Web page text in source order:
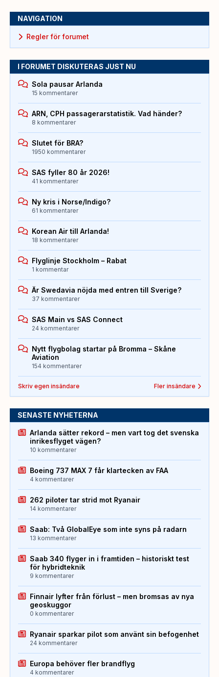
NAVIGATION
Regler för forumet
I FORUMET DISKUTERAS JUST NU
Sola pausar Arlanda
15 kommentarer
ARN, CPH passagerarstatistik. Vad händer?
8 kommentarer
Slutet för BRA?
1950 kommentarer
SAS fyller 80 år 2026!
41 kommentarer
Ny kris i Norse/Indigo?
61 kommentarer
Korean Air till Arlanda!
18 kommentarer
Flyglinje Stockholm – Rabat
1 kommentar
Är Swedavia nöjda med entren till Sverige?
37 kommentarer
SAS Main vs SAS Connect
24 kommentarer
Nytt flygbolag startar på Bromma – Skåne
Aviation
154 kommentarer
Skriv egen insändare Fler insändare
SENASTE NYHETERNA
Arlanda sätter rekord – men vart tog det svenska
inrikesflyget vägen?
10 kommentarer
Boeing 737 MAX 7 får klartecken av FAA
4 kommentarer
262 piloter tar strid mot Ryanair
14 kommentarer
Saab: Två GlobalEye som inte syns på radarn
13 kommentarer
Saab 340 flyger in i framtiden – historiskt test
för hybridteknik
9 kommentarer
Finnair lyfter från förlust – men bromsas av nya
geoskuggor
0 kommentarer
Ryanair sparkar pilot som använt sin befogenhet
24 kommentarer
Europa behöver fler brandflyg
4 kommentarer